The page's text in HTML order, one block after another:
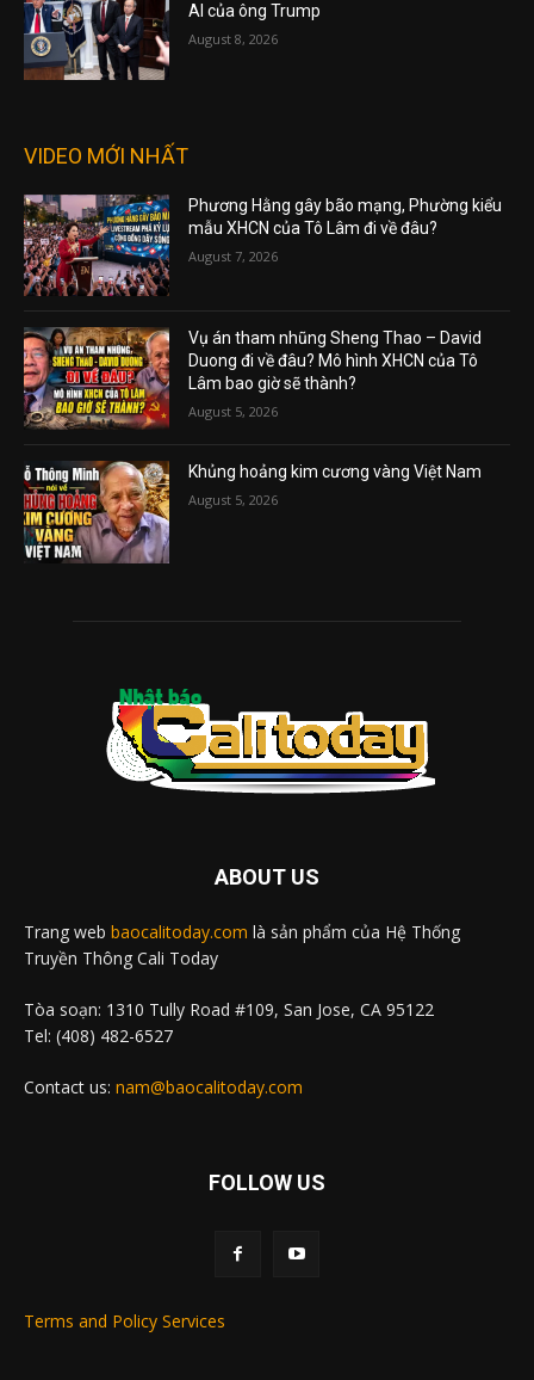
AI của ông Trump
August 8, 2026
VIDEO MỚI NHẤT
Phương Hằng gây bão mạng, Phường kiểu
mẫu XHCN của Tô Lâm đi về đâu?
August 7, 2026
Vụ án tham nhũng Sheng Thao – David
Duong đi về đâu? Mô hình XHCN của Tô
Lâm bao giờ sẽ thành?
August 5, 2026
Khủng hoảng kim cương vàng Việt Nam
August 5, 2026
ABOUT US
Trang web baocalitoday.com là sản phẩm của Hệ Thống
Truyền Thông Cali Today
Tòa soạn: 1310 Tully Road #109, San Jose, CA 95122
Tel: (408) 482-6527
Contact us: nam@baocalitoday.com
FOLLOW US
Terms and Policy Services